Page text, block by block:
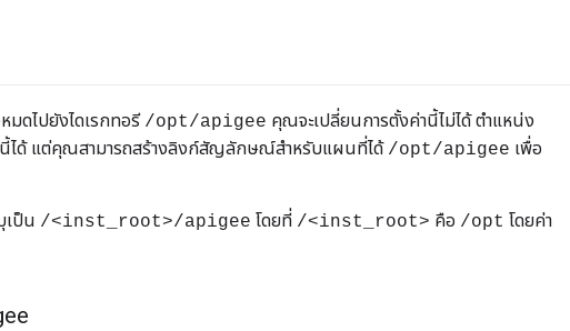
มดไปยังไดเรกทอรี /opt/apigee คุณจะเปลี่ยนการตั้งค่านี้ไม่ได้ ตำแหน่ง
รีนี้ได้ แต่คุณสามารถสร้างลิงก์สัญลักษณ์สำหรับแผนที่ได้ /opt/apigee เพื่อ
เป็น /<inst_root>/apigee โดยที่ /<inst_root> คือ /opt โดยค่า